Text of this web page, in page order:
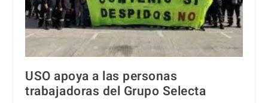
USO apoya a las personas
trabajadoras del Grupo Selecta